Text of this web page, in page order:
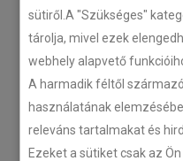
sütiről.A "Szükséges"
tárolja, mivel ezek
webhely alapvető
A harmadik féltől
használatának
releváns tartalmakat és
Ezeket a sütiket csak az